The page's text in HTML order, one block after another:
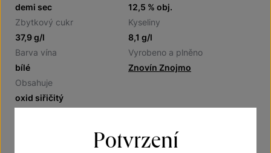
demi sec
12,5 % obj.
Zbytkový cukr
37,9 g/l
Kyseliny
8,1 g/l
Barva vína
bílé
Vyrobeno a plněno
Znovín Znojmo
Obsahuje
oxid siřičitý
Potvrzení